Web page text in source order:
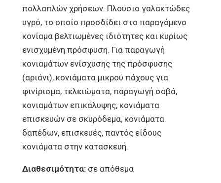
πολλαπλών χρήσεων. Πλούσιο γαλακτώδες
υγρό, το οποίο προσδίδει στο παραγόμενο
κονίαμα βελτιωμένες ιδιότητες και κυρίως
ενισχυμένη πρόσφυση. Για παραγωγή
κονιαμάτων ενίσχυσης της πρόσφυσης
(αριάνι), κονιάματα μικρού πάχους για
φινίρισμα, τελειώματα, παραγωγή σοβά,
κονιαμάτων επικάλυψης, κονιάματα
επισκευών σε σκυρόδεμα, κονιάματα
δαπέδων, επισκευές, παντός είδους
κονιάματα στην κατασκευή.
Διαθεσιμότητα:σε απόθεμα